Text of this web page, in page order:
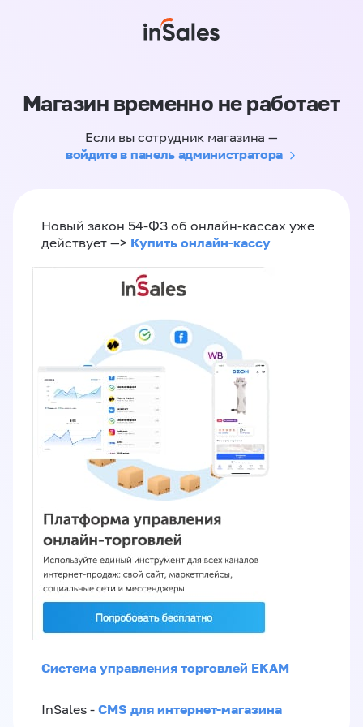
Магазин временно не работает
Если вы сотрудник магазина —
войдите в панель администратора
Новый закон 54-ФЗ об онлайн-кассах уже
действует —> Купить онлайн-кассу
Система управления торговлей EKAM
InSales - CMS для интернет-магазина